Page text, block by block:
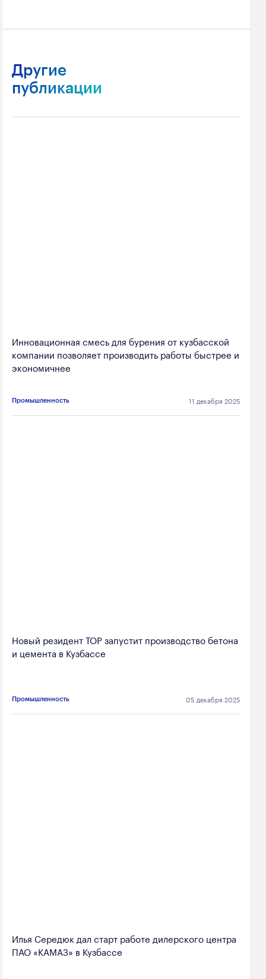
Другие
публикации
Инновационная смесь для бурения от кузбасской
компании позволяет производить работы быстрее и
экономичнее
Промышленность 11 декабря 2025
Новый резидент ТОР запустит производство бетона
и цемента в Кузбассе
Промышленность 05 декабря 2025
Илья Середюк дал старт работе дилерского центра
ПАО «КАМАЗ» в Кузбассе